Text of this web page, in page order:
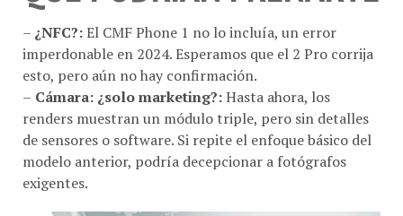
–¿NFC?:
imperdonable en 2024. Esperamos que el 2 Pro corrija
esto, pero aún no hay confirmación.
–Cámara: ¿solo marketing?:Hasta ahora, los
renders muestran un módulo triple, pero sin detalles
de sensores o software. Si repite el enfoque básico del
modelo anterior, podría decepcionar a fotógrafos
exigentes.